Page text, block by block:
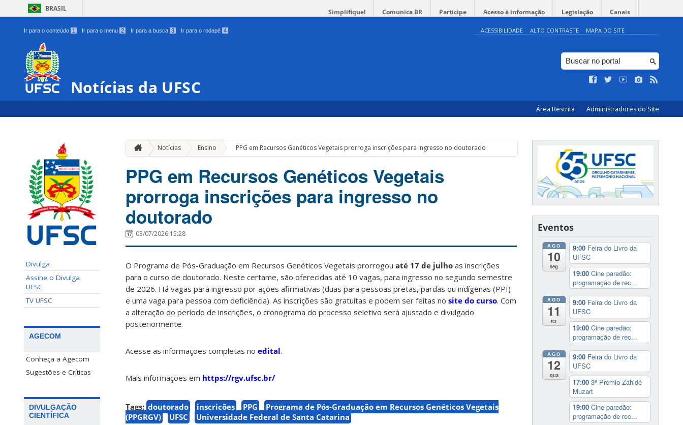
BRASIL Simplifique! Comunica BR Participe Acesso à informação Legislação Canais
Ir para o conteúdo 1 Ir para o menu 2 Ir para a busca 3 Ir para o rodapé 4 ACESSIBILIDADE ALTO CONTRASTE MAPA DO SITE
Notícias da UFSC
Área Restrita Administradores do Site
Divulga
Assine o Divulga
UFSC
TV UFSC
AGECOM
Conheça a Agecom
Sugestões e Críticas
DIVULGAÇÃO
CIENTÍFICA
Notícias Ensino » PPG em Recursos Genéticos Vegetais prorroga inscrições para ingresso no doutorado
PPG em Recursos Genéticos Vegetais
prorroga inscrições para ingresso no
doutorado
03/07/2026 15:28
O Programa de Pós-Graduação em Recursos Genéticos Vegetais prorrogou até 17 de julho as inscrições
para o curso de doutorado. Neste certame, são oferecidas até 10 vagas, para ingresso no segundo semestre
de 2026. Há vagas para ingresso por ações afirmativas (duas para pessoas pretas, pardas ou indígenas (PPI)
e uma vaga para pessoa com deficiência). As inscrições são gratuitas e podem ser feitas no site do curso. Com
a alteração do período de inscrições, o cronograma do processo seletivo será ajustado e divulgado
posteriormente.
Acesse as informações completas no edital.
Mais informações em https://rgv.ufsc.br/
Tags: doutorado inscrições PPG
Programa de Pós-Graduação em Recursos Genéticos Vegetais
(PPGRGV)
UFSC Universidade Federal de Santa Catarina
Eventos
AGO
10
seg
9:00 Feira do Livro da
UFSC
19:00 Cine paredão:
programação de rec...
AGO
11
ter
9:00 Feira do Livro da
UFSC
19:00 Cine paredão:
programação de rec...
AGO
12
qua
9:00 Feira do Livro da
UFSC
17:00 3º Prêmio Zahidé
Muzart
19:00 Cine paredão:
programação de rec...